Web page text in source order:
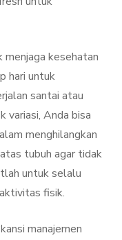
menjaga kesehatan
hari untuk
santai atau
variasi, Anda bisa
menghilangkan
tubuh agar tidak
untuk selalu
fisik.
manajemen